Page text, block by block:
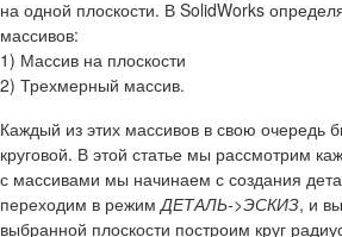
на одной плоскости. В SolidWorks
массивов:
1) Массив на плоскости
2) Трехмерный массив.
Каждый из этих массивов в свою очередь
круговой. В этой статье мы рассмотрим
с массивами мы начинаем с создания
переходим в режимДЕТАЛЬ->ЭСКИЗ, и
выбранной плоскости построим круг